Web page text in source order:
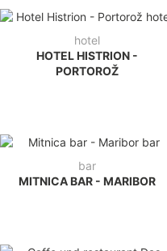
hotel
HOTEL HISTRION -
PORTOROŽ
bar
MITNICA BAR - MARIBOR